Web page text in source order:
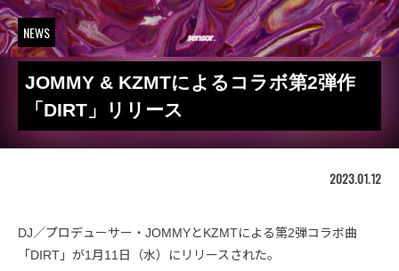
NEWS
JOMMY & KZMTによるコラボ第2弾作
「DIRT」リリース
2023.01.12
DJ／プロデューサー・JOMMYとKZMTによる第2弾コラボ曲
「DIRT」が1月11日（水）にリリースされた。